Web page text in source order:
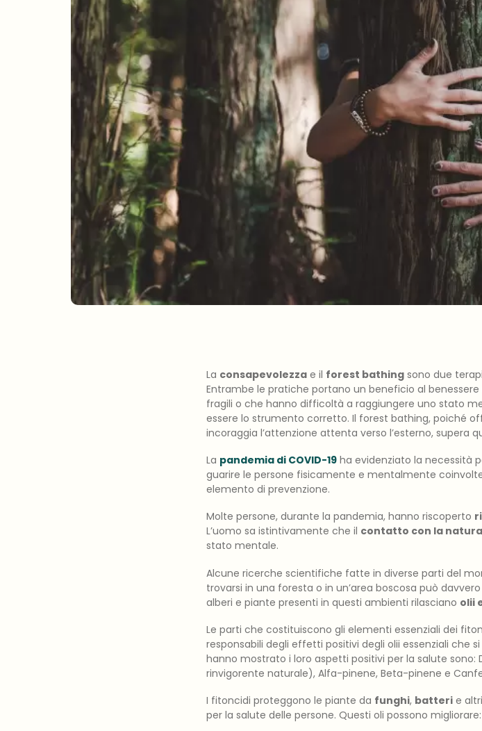
La consapevolezza e il forest bathing sono due
Entrambe le pratiche portano un beneficio al
fragili o che hanno difficoltà a raggiungere uno stato
essere lo strumento corretto. Il forest bathing, poiché
incoraggia l’attenzione attenta verso l’esterno, supera
La pandemia di COVID-19 ha evidenziato la necessità
guarire le persone fisicamente e mentalmente
elemento di prevenzione.
Molte persone, durante la pandemia, hanno riscoperto
L’uomo sa istintivamente che il contatto con la natura
stato mentale.
Alcune ricerche scientifiche fatte in diverse parti del
trovarsi in una foresta o in un’area boscosa può
alberi e piante presenti in questi ambienti rilasciano olii
Le parti che costituiscono gli elementi essenziali dei
responsabili degli effetti positivi degli olii essenziali che
hanno mostrato i loro aspetti positivi per la salute
rinvigorente naturale), Alfa-pinene, Beta-pinene e
I fitoncidi proteggono le piante da funghi, batteri e altri
per la salute delle persone. Questi oli possono migliorare: